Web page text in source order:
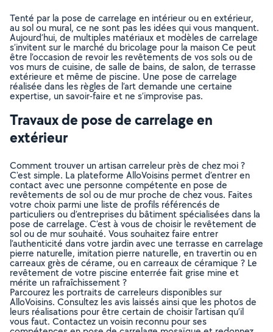
Tenté par la pose de carrelage en intérieur ou en extérieur,
au sol ou mural, ce ne sont pas les idées qui vous manquent.
Aujourd’hui, de multiples matériaux et modèles de carrelage
s’invitent sur le marché du bricolage pour la maison Ce peut
être l’occasion de revoir les revêtements de vos sols ou de
vos murs de cuisine, de salle de bains, de salon, de terrasse
extérieure et même de piscine. Une pose de carrelage
réalisée dans les règles de l’art demande une certaine
expertise, un savoir-faire et ne s’improvise pas.
Travaux de pose de carrelage en
extérieur
Comment trouver un artisan carreleur près de chez moi ?
C'est simple. La plateforme AlloVoisins permet d’entrer en
contact avec une personne compétente en pose de
revêtements de sol ou de mur proche de chez vous. Faites
votre choix parmi une liste de profils référencés de
particuliers ou d’entreprises du bâtiment spécialisées dans la
pose de carrelage. C’est à vous de choisir le revêtement de
sol ou de mur souhaité. Vous souhaitez faire entrer
l’authenticité dans votre jardin avec une terrasse en carrelage
pierre naturelle, imitation pierre naturelle, en travertin ou en
carreaux grès de cérame, ou en carreaux de céramique ? Le
revêtement de votre piscine enterrée fait grise mine et
mérite un rafraîchissement ?
Parcourez les portraits de carreleurs disponibles sur
AlloVoisins. Consultez les avis laissés ainsi que les photos de
leurs réalisations pour être certain de choisir l’artisan qu’il
vous faut. Contactez un voisin reconnu pour ses